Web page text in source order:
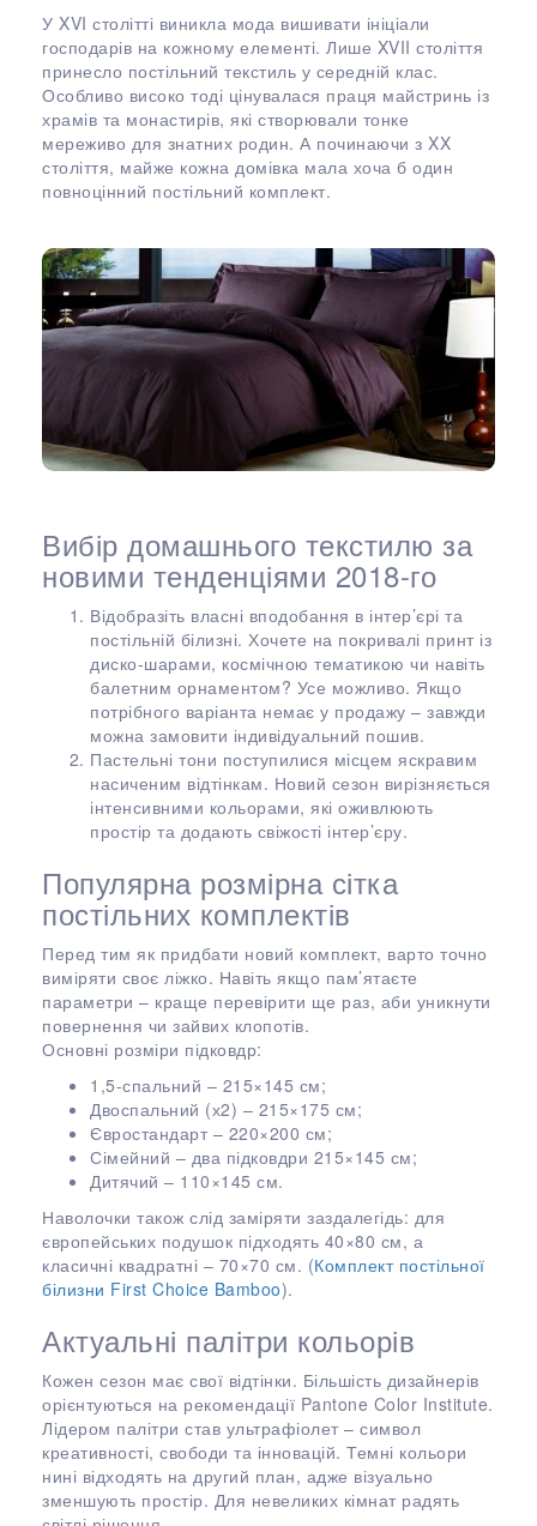
У XVI столітті виникла мода вишивати ініціали
господарів на кожному елементі. Лише XVII століття
принесло постільний текстиль у середній клас.
Особливо високо тоді цінувалася праця майстринь із
храмів та монастирів, які створювали тонке
мереживо для знатних родин. А починаючи з XX
століття, майже кожна домівка мала хоча б один
повноцінний постільний комплект.
Вибір домашнього текстилю за
новими тенденціями 2018-го
Відобразіть власні вподобання в інтер’єрі та
постільній білизні. Хочете на покривалі принт із
диско-шарами, космічною тематикою чи навіть
балетним орнаментом? Усе можливо. Якщо
потрібного варіанта немає у продажу – завжди
можна замовити індивідуальний пошив.
Пастельні тони поступилися місцем яскравим
насиченим відтінкам. Новий сезон вирізняється
інтенсивними кольорами, які оживлюють
простір та додають свіжості інтер’єру.
Популярна розмірна сітка
постільних комплектів
Перед тим як придбати новий комплект, варто точно
виміряти своє ліжко. Навіть якщо пам’ятаєте
параметри – краще перевірити ще раз, аби уникнути
повернення чи зайвих клопотів.
Основні розміри підковдр:
1,5-спальний – 215×145 см;
Двоспальний (х2) – 215×175 см;
Євростандарт – 220×200 см;
Сімейний – два підковдри 215×145 см;
Дитячий – 110×145 см.
Наволочки також слід заміряти заздалегідь: для
європейських подушок підходять 40×80 см, а
класичні квадратні – 70×70 см. (Комплект постільної
білизни First Choice Bamboo).
Актуальні палітри кольорів
Кожен сезон має свої відтінки. Більшість дизайнерів
орієнтуються на рекомендації Pantone Color Institute.
Лідером палітри став ультрафіолет – символ
креативності, свободи та інновацій. Темні кольори
нині відходять на другий план, адже візуально
зменшують простір. Для невеликих кімнат радять